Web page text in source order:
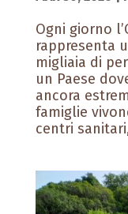
Ogni giorno
rappresenta
migliaia di
un Paese
ancora
famiglie
centri